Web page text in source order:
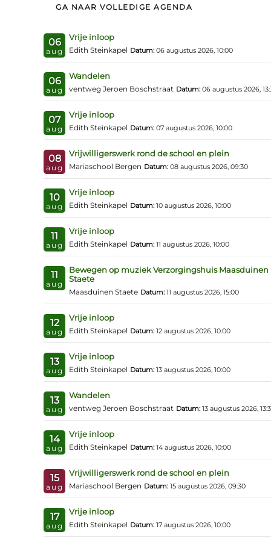
GA NAAR VOLLEDIGE AGENDA
06
aug
Vrije inloop
Edith Steinkapel Datum: 06 augustus 2026, 10:00
06
aug
Wandelen
ventweg Jeroen Boschstraat Datum: 06 augustus 2026,
07
aug
Vrije inloop
Edith Steinkapel Datum: 07 augustus 2026, 10:00
08
aug
Vrijwilligerswerk rond de school en plein
Mariaschool Bergen Datum: 08 augustus 2026, 09:30
10
aug
Vrije inloop
Edith Steinkapel Datum: 10 augustus 2026, 10:00
11
aug
Vrije inloop
Edith Steinkapel Datum: 11 augustus 2026, 10:00
11
aug
Bewegen op muziek Verzorgingshuis Maasduinen
Staete
Maasduinen Staete Datum: 11 augustus 2026, 15:00
12
aug
Vrije inloop
Edith Steinkapel Datum: 12 augustus 2026, 10:00
13
aug
Vrije inloop
Edith Steinkapel Datum: 13 augustus 2026, 10:00
13
aug
Wandelen
ventweg Jeroen Boschstraat Datum: 13 augustus 2026,
14
aug
Vrije inloop
Edith Steinkapel Datum: 14 augustus 2026, 10:00
15
aug
Vrijwilligerswerk rond de school en plein
Mariaschool Bergen Datum: 15 augustus 2026, 09:30
17
aug
Vrije inloop
Edith Steinkapel Datum: 17 augustus 2026, 10:00